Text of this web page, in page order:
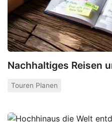
Nachhaltiges Reisen
Touren Planen